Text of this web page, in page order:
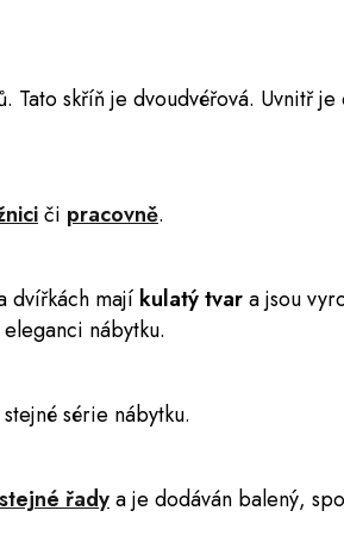
skříň je dvoudvéřová. Uvnitř je
či pracovně.
dvířkách mají kulatý tvara jsou
nábytku.
série nábytku.
stejné řadya je dodáván balený,